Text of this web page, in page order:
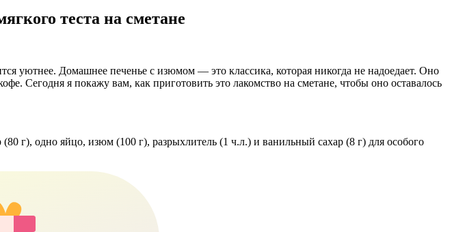
теста на сметане
уютнее. Домашнее печенье с изюмом — это классика, которая никогда не надоедает. Оно
Сегодня я покажу вам, как приготовить это лакомство на сметане, чтобы оно оставалось
г), одно яйцо, изюм (100 г), разрыхлитель (1 ч.л.) и ванильный сахар (8 г) для особого